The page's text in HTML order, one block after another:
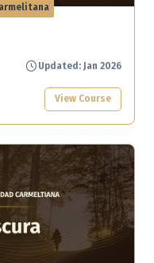
Updated: Jan 2026
View Course